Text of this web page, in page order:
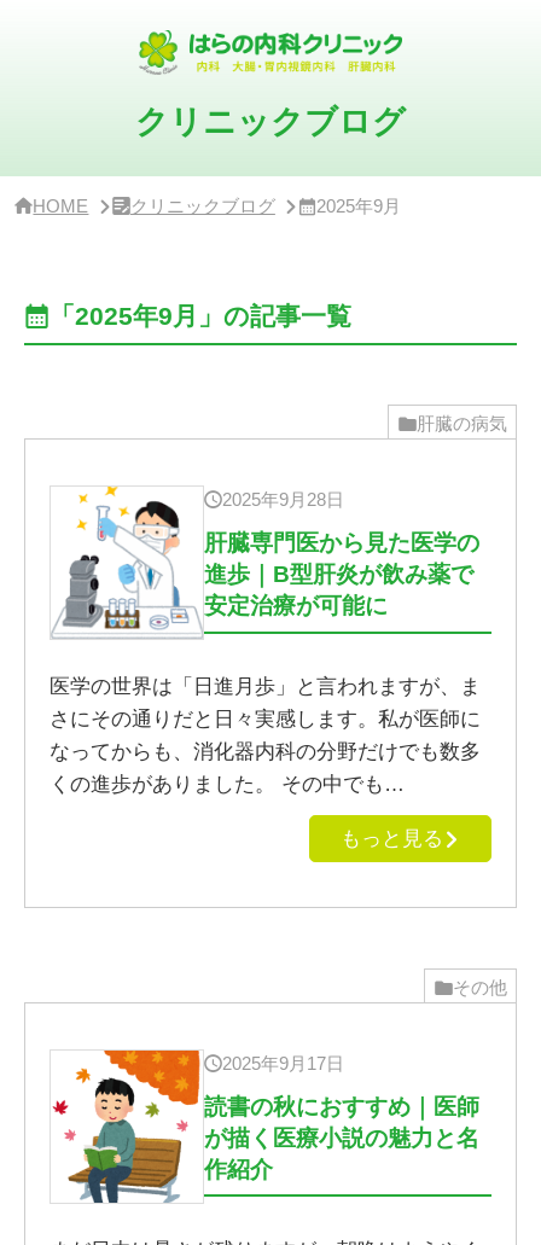
クリニックブログ
HOME クリニックブログ 2025年9月
「2025年9月」の記事一覧
肝臓の病気
2025年9月28日
肝臓専門医から見た医学の
進歩｜B型肝炎が飲み薬で
安定治療が可能に
医学の世界は「日進月歩」と言われますが、ま
さにその通りだと日々実感します。私が医師に
なってからも、消化器内科の分野だけでも数多
くの進歩がありました。 その中でも…
もっと見る
その他
2025年9月17日
読書の秋におすすめ｜医師
が描く医療小説の魅力と名
作紹介